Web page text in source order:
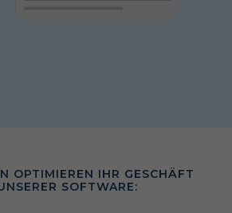
OPTIMIEREN IHR GESCHÄFT
SOFTWARE: